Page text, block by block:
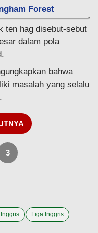
Forest
ten hag disebut-sebut
dalam pola
bahwa
masalah yang selalu
3
Liga Inggris